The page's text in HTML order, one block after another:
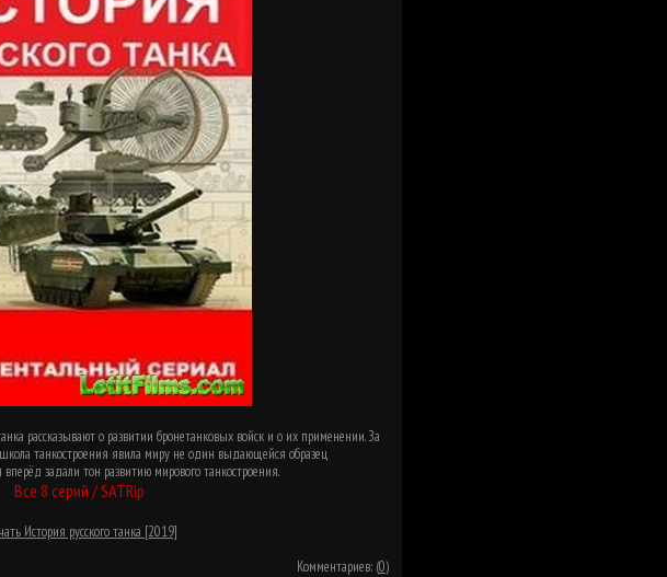
рассказывают о развитии бронетанковых войск и о их применении. За
школа танкостроения явила миру не один выдающейся образец
задали тон развитию мирового танкостроения.
Все 8 серий / SATRip
История русского танка [2019]
Комментариев: (0)